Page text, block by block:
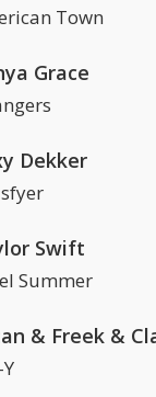
Town
Grace
Dekker
Swift
Summer
& Freek &